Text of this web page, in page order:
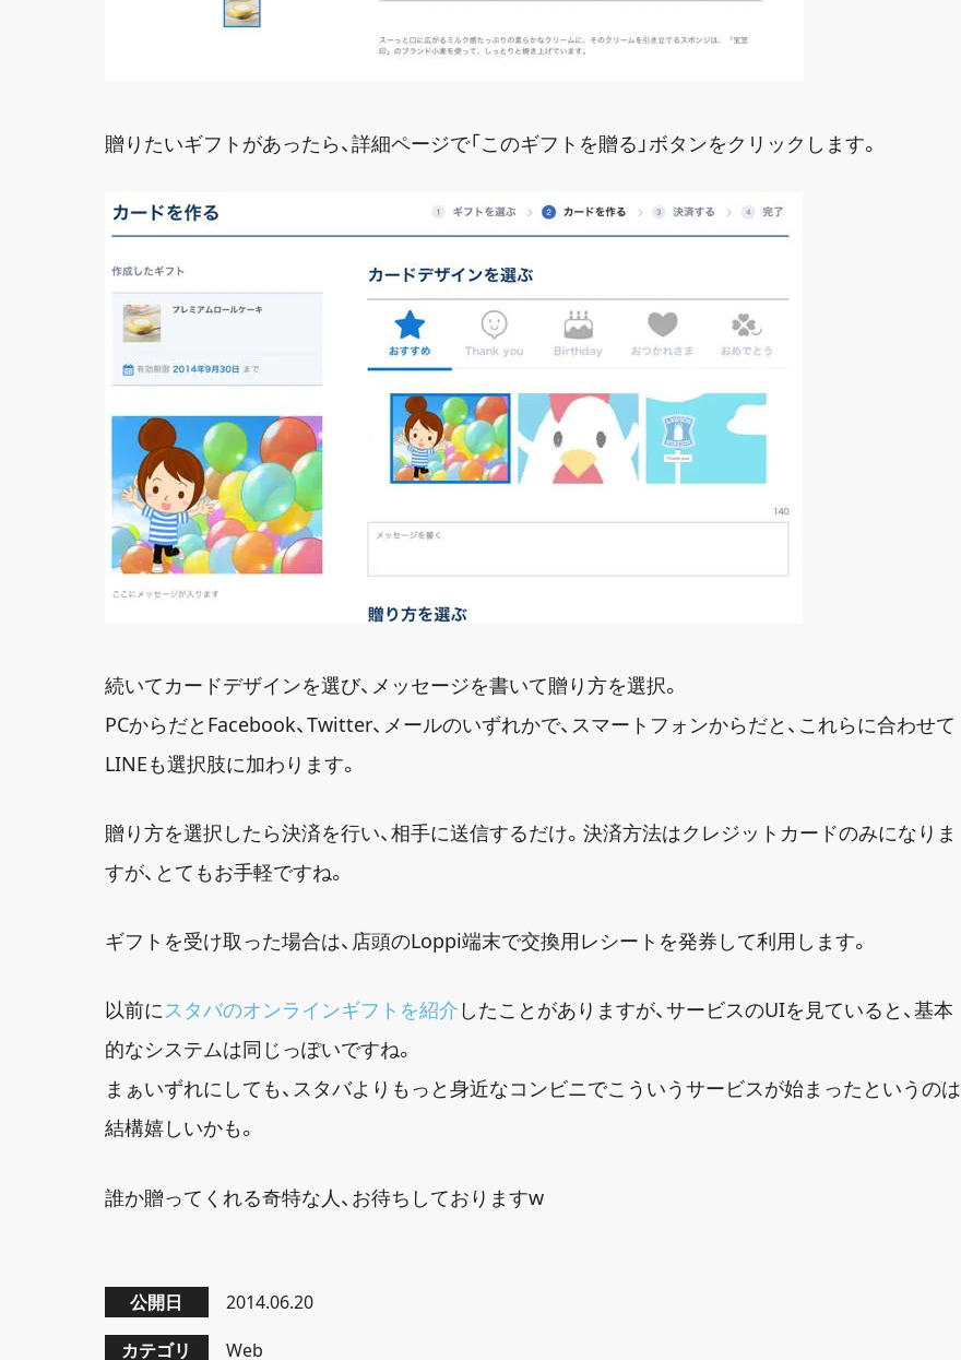
贈りたいギフトがあったら、詳細ページで「このギフトを贈る」ボタンをクリックします。
続いてカードデザインを選び、メッセージを書いて贈り方を選択。
PCからだとFacebook、Twitter、メールのいずれかで、スマートフォンからだと、これらに合わせて
LINEも選択肢に加わります。
贈り方を選択したら決済を行い、相手に送信するだけ。決済方法はクレジットカードのみになりま
すが、とてもお手軽ですね。
ギフトを受け取った場合は、店頭のLoppi端末で交換用レシートを発券して利用します。
以前にスタバのオンラインギフトを紹介 したことがありますが、サービスのUIを見ていると、基本
的なシステムは同じっぽいですね。
まぁいずれにしても、スタバよりもっと身近なコンビニでこういうサービスが始まったというのは
結構嬉しいかも。
誰か贈ってくれる奇特な人、お待ちしておりますw
公開日 2014.06.20
カテゴリ Web